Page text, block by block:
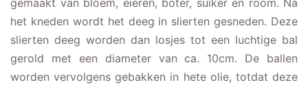
het kneden wordt het deeg in slierten gesneden. Deze
slierten deeg worden dan losjes tot een luchtige bal
gerold met een diameter van ca. 10cm. De ballen
worden vervolgens gebakken in hete olie, totdat deze